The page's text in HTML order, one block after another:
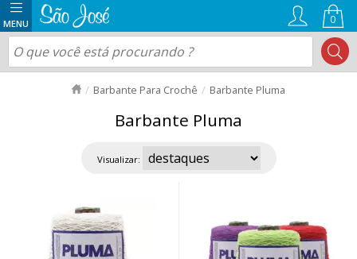
0
Barbante Para Crochê Barbante Pluma
Barbante Pluma
Visualizar: